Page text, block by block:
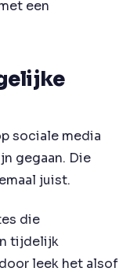
een
sociale media
gegaan. Die
juist.
die
tijdelijk
leek het alsof